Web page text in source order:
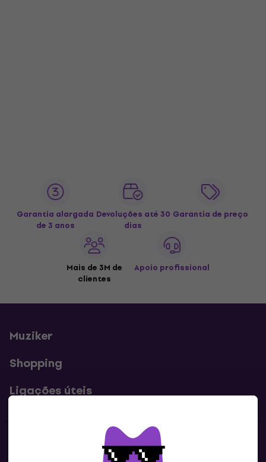
Garantia alargada
de 3 anos
Devoluções até 30
dias
Garantia de preço
Mais de 3M de
clientes
Apoio profissional
Muziker
Shopping
Ligações úteis
Contatos